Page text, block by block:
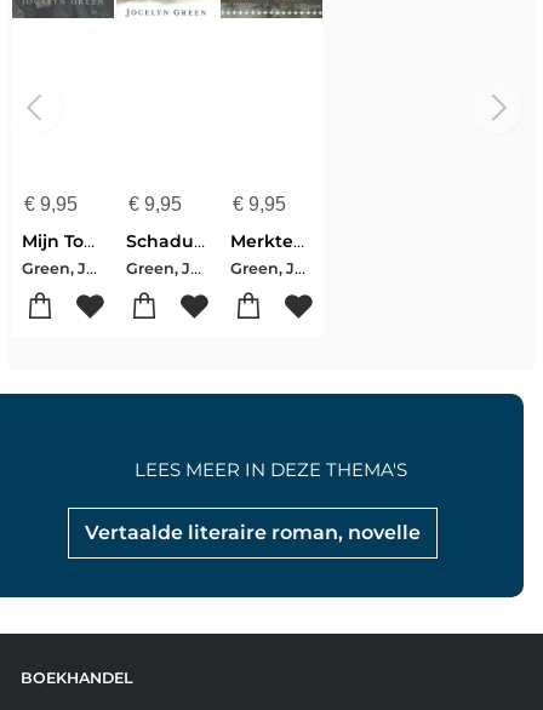
€9,95
Mijn Toevlucht
Green, Jocelyn
€9,95
Schaduwen In De Witte Stad
Green, Jocelyn
€ 9,95
Merkteken Van De Koning
Green, Jocelyn
Vertaalde literaire roman, novelle
LEES MEER IN DEZE THEMA'S
BOEKHANDEL